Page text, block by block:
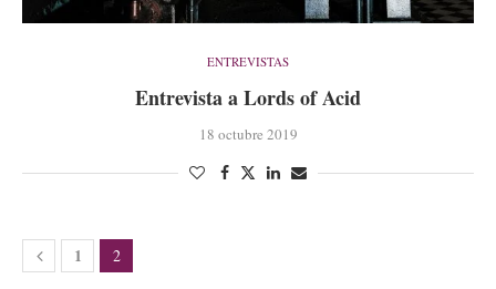
ENTREVISTAS
Entrevista a Lords of Acid
18 octubre 2019
1 2